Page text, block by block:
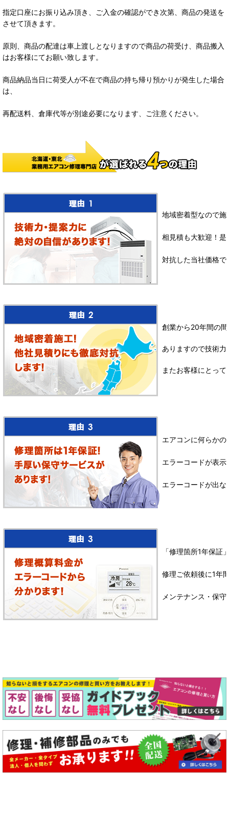
指定口座にお振り込み頂き、ご入金の確認ができ次第、商品の発送を
させて頂きます。
原則、商品の配達は車上渡しとなりますので商品の荷受け、商品搬入
はお客様にてお願い致します。
商品納品当日に荷受人が不在で商品の持ち帰り預かりが発生した場合
は、
再配送料、倉庫代等が別途必要になります、ご注意ください。
地域密着型なので
相見積も大歓迎！
対抗した当社価格
創業から20年間の
ありますので技術
またお客様にとっ
エアコンに何らか
エラーコードが表
エラーコードが出
「修理箇所1年保証
修理ご依頼後に1年
メンテナンス・保